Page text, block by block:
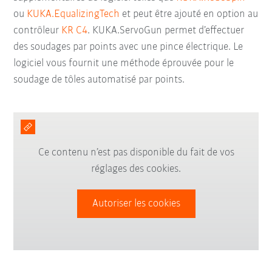
ou KUKA.EqualizingTech et peut être ajouté en option au
contrôleur KR C4. KUKA.ServoGun permet d’effectuer
des soudages par points avec une pince électrique. Le
logiciel vous fournit une méthode éprouvée pour le
soudage de tôles automatisé par points.
Ce contenu n’est pas disponible du fait de vos
réglages des cookies.
Autoriser les cookies